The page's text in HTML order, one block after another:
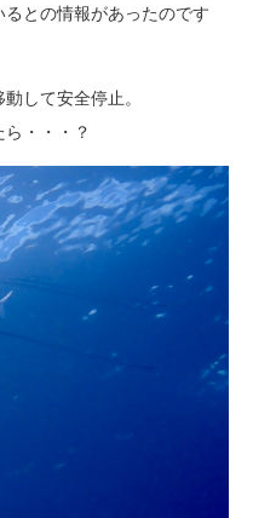
との情報があったのです
して安全停止。
・・・？